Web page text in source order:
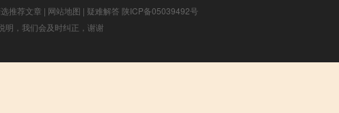
推荐文章 | 网站地图 | 疑难解答 陕ICP备05039492号
明，我们会及时纠正，谢谢